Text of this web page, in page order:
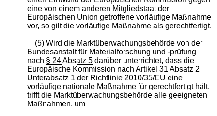
eine von einem anderen Mitgliedstaat der
Europäischen Union getroffene vorläufige Maßnahme
vor, so gilt die vorläufige Maßnahme als gerechtfertigt.
(5) Wird die Marktüberwachungsbehörde von der
Bundesanstalt für Materialforschung und -prüfung
nach § 24 Absatz 5darüber unterrichtet, dass die
Europäische Kommission nach Artikel 31 Absatz 2
Unterabsatz 1 der Richtlinie 2010/35/EU eine
vorläufige nationale Maßnahme für gerechtfertigt hält,
trifft die Marktüberwachungsbehörde alle geeigneten
Maßnahmen, um